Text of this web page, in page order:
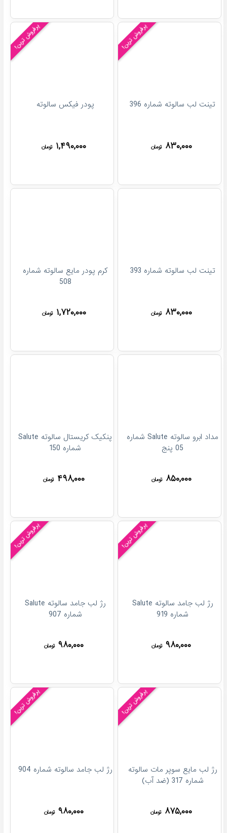
پرفروش ترین!
تینت لب سالوته شماره 396
۸۳۰,۰۰۰ تومان
پرفروش ترین!
پودر فیکس سالوته
۱,۴۹۰,۰۰۰ تومان
تینت لب سالوته شماره 393
۸۳۰,۰۰۰ تومان
کرم پودر مایع سالوته شماره
508
۱,۷۲۰,۰۰۰ تومان
مداد ابرو سالوته Salute شماره
05 پنج
۸۵۰,۰۰۰ تومان
پنکیک کریستال سالوته Salute
شماره 150
۴۹۸,۰۰۰ تومان
پرفروش ترین!
رژ لب جامد سالوته Salute
شماره 919
۹۸۰,۰۰۰ تومان
پرفروش ترین!
رژ لب جامد سالوته Salute
شماره 907
۹۸۰,۰۰۰ تومان
پرفروش ترین!
رژ لب مایع سوپر مات سالوته
شماره 317 (ضد آب)
۸۷۵,۰۰۰ تومان
پرفروش ترین!
رژ لب جامد سالوته شماره 904
۹۸۰,۰۰۰ تومان